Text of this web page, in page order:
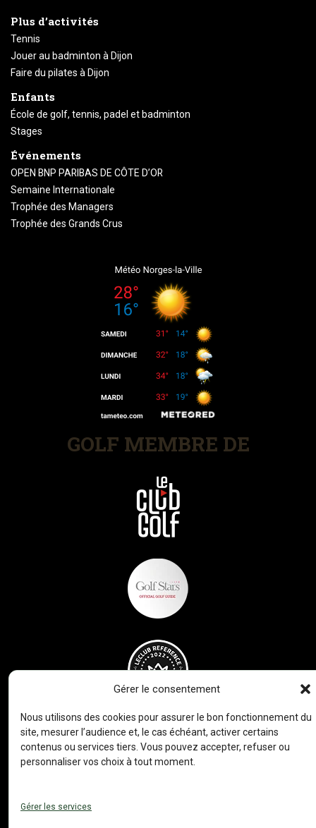
Gérer le consentement
Nous utilisons des cookies pour assurer le bon fonctionnement du
site, mesurer l’audience et, le cas échéant, activer certains
contenus ou services tiers. Vous pouvez accepter, refuser ou
personnaliser vos choix à tout moment.
Gérer les services
Plus d’activités
Tennis
Jouer au badminton à Dijon
Faire du pilates à Dijon
Enfants
École de golf, tennis, padel et badminton
Stages
Événements
OPEN BNP PARIBAS DE CÔTE D’OR
Semaine Internationale
Trophée des Managers
Trophée des Grands Crus
GOLF MEMBRE DE